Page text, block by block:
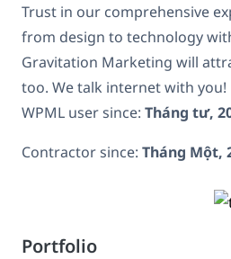
Trust in our comprehensive
from design to technology
Gravitation Marketing will
too. We talk internet with you!
WPML user since: Tháng tư,
Contractor since: Tháng Một,
Portfolio